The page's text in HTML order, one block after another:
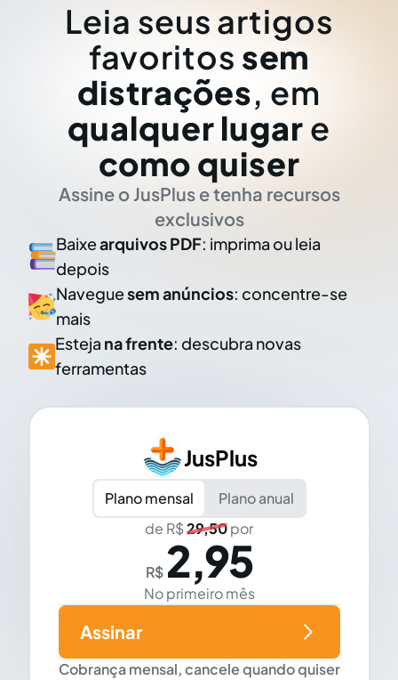
Leia seus artigos
favoritos sem
distrações, em
qualquer lugar e
como quiser
Assine o JusPlus e tenha recursos
exclusivos
Baixearquivos PDF: imprima ou leia
depois
Naveguesem anúncios: concentre-se
mais
Esteja na frente: descubra novas
ferramentas
JusPlus
Plano mensal
Plano anual
de R$29,50por
R$ 2,95
No primeiro mês
Cobrança mensal, cancele quando quiser
Assinar